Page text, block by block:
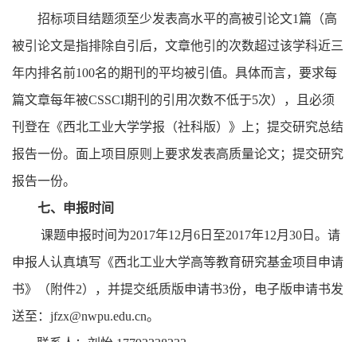
招标项目结题须至少发表高水平的高被引论文1篇（高
被引论文是指排除自引后，文章他引的次数超过该学科近三
年内排名前100名的期刊的平均被引值。具体而言，要求每
篇文章每年被CSSCI期刊的引用次数不低于5次），且必须
刊登在《西北工业大学学报（社科版）》上；提交研究总结
报告一份。面上项目原则上要求发表高质量论文；提交研究
报告一份。
七、申报时间
课题申报时间为2017年12月 6 日至2017年12月 30 日。请
申报人认真填写《西北工业大学高等教育研究基金项目申请
书》（附件2），并提交纸质版申请书3份，电子版申请书发
送至： jfzx@nwpu.edu.cn。